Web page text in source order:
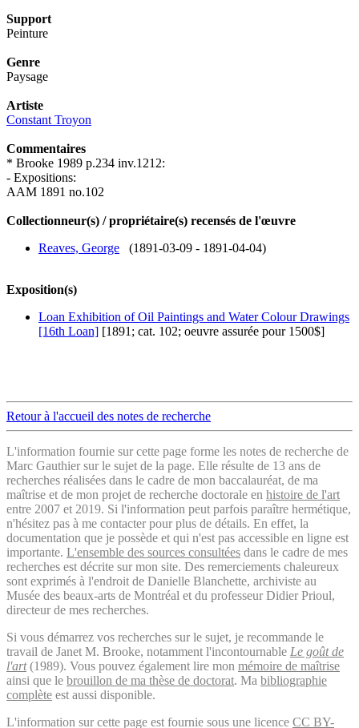
Support
Peinture
Genre
Paysage
Artiste
Constant Troyon
Commentaires
* Brooke 1989 p.234 inv.1212:
- Expositions:
AAM 1891 no.102
Collectionneur(s) / propriétaire(s) recensés de l'œuvre
Reaves, George (1891-03-09 - 1891-04-04)
Exposition(s)
Loan Exhibition of Oil Paintings and Water Colour Drawings
[16th Loan] [1891; cat. 102; oeuvre assurée pour 1500$]
Retour à l'accueil des notes de recherche
L'information fournie sur cette page forme les notes de recherche de
Marc Gauthier sur le sujet de la page. Elle résulte de 13 ans de
recherches réalisées dans le cadre de mon baccalauréat, de ma
maîtrise et de mon projet de recherche doctorale en histoire de l'art
entre 2007 et 2019. Si l'information peut parfois paraître hermétique,
n'hésitez pas à me contacter pour plus de détails. En effet, la
documentation que je possède et qui n'est pas accessible en ligne est
importante. L'ensemble des sources consultées dans le cadre de mes
recherches est décrite sur mon site. Des remerciements chaleureux
sont exprimés à l'endroit de Danielle Blanchette, archiviste au
Musée des beaux-arts de Montréal et du professeur Didier Prioul,
directeur de mes recherches.
Si vous démarrez vos recherches sur le sujet, je recommande le
travail de Janet M. Brooke, notamment l'incontournable Le goût de
l'art(1989). Vous pouvez également lire mon mémoire de maîtrise
ainsi que le brouillon de ma thèse de doctorat. Ma bibliographie
complète est aussi disponible.
L'information sur cette page est fournie sous une licence CC BY-